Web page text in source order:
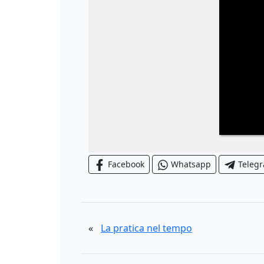
Facebook Whatsapp
« La pratica nel tempo